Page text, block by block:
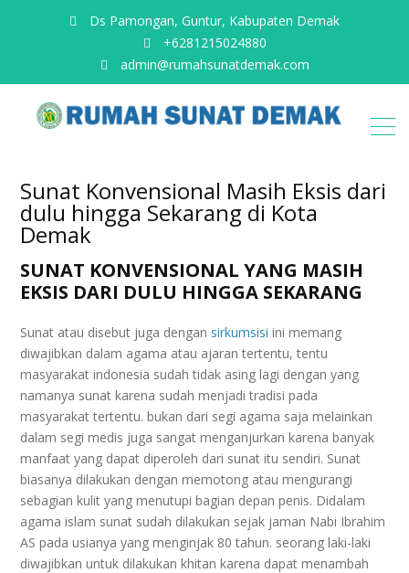
Ds Pamongan, Guntur, Kabupaten Demak
+6281215024880
admin@rumahsunatdemak.com
Sunat Konvensional Masih Eksis dari
dulu hingga Sekarang di Kota
Demak
SUNAT KONVENSIONAL YANG MASIH
EKSIS DARI DULU HINGGA SEKARANG
Sunat atau disebut juga dengan sirkumsisi ini memang
diwajibkan dalam agama atau ajaran tertentu, tentu
masyarakat indonesia sudah tidak asing lagi dengan yang
namanya sunat karena sudah menjadi tradisi pada
masyarakat tertentu. bukan dari segi agama saja melainkan
dalam segi medis juga sangat menganjurkan karena banyak
manfaat yang dapat diperoleh dari sunat itu sendiri. Sunat
biasanya dilakukan dengan memotong atau mengurangi
sebagian kulit yang menutupi bagian depan penis. Didalam
agama islam sunat sudah dilakukan sejak jaman Nabi Ibrahim
AS pada usianya yang menginjak 80 tahun. seorang laki-laki
diwajibkan untuk dilakukan khitan karena dapat menambah